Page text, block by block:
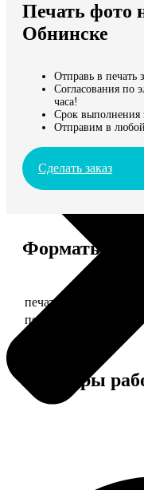
Мы доставляем по
Продолжить без города
Печать фото
Обнинске
Отправь в печать
Согласования по
часа!
Срок выполнения
Отправим в
Сделать заказ
Форматы и
печать фото на
печать фото на
Примеры